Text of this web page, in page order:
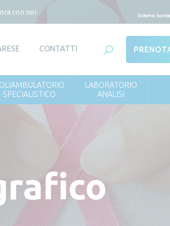
con noi
CONTATTI
SPECIALISTICO
LABORATORIO
ANALISI